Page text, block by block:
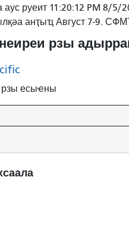
руеит 11:20:12 PM 8/5/
анҭыҵ Август 7-9.
рзы
есыҽны